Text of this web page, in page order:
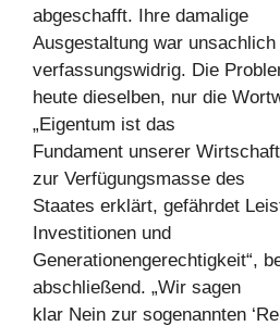
abgeschafft. Ihre damalige
Ausgestaltung war unsachlich
verfassungswidrig. Die
heute dieselben, nur die
„Eigentum ist das
Fundament unserer
zur Verfügungsmasse des
Staates erklärt, gefährdet
Investitionen und
Generationengerechtigkeit“,
abschließend. „Wir sagen
klar Nein zur sogenannten